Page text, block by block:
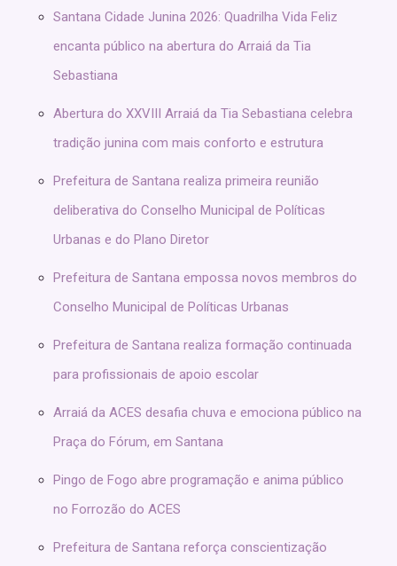
Santana Cidade Junina 2026: Quadrilha Vida Feliz
encanta público na abertura do Arraiá da Tia
Sebastiana
Abertura do XXVIII Arraiá da Tia Sebastiana celebra
tradição junina com mais conforto e estrutura
Prefeitura de Santana realiza primeira reunião
deliberativa do Conselho Municipal de Políticas
Urbanas e do Plano Diretor
Prefeitura de Santana empossa novos membros do
Conselho Municipal de Políticas Urbanas
Prefeitura de Santana realiza formação continuada
para profissionais de apoio escolar
Arraiá da ACES desafia chuva e emociona público na
Praça do Fórum, em Santana
Pingo de Fogo abre programação e anima público
no Forrozão do ACES
Prefeitura de Santana reforça conscientização